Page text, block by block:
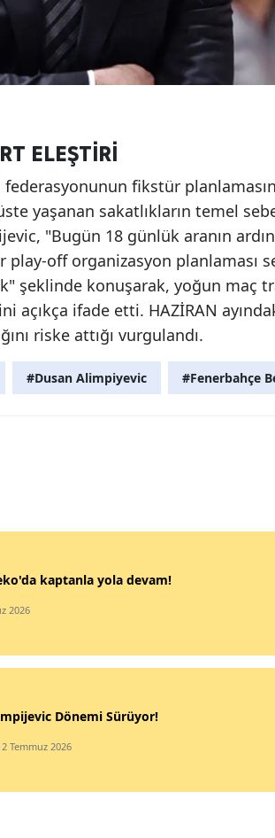
ELEŞTİRİ
federasyonunun fikstür
yaşanan sakatlıkların temel
"Bugün 18 günlük aranın
play-off organizasyon planlaması
şeklinde konuşarak, yoğun maç
açıkça ifade etti. HAZİRAN
riske attığı vurgulandı.
#Dusan Alimpiyevic #Fenerbahçe
kaptanla yola devam!
2026
Dönemi Sürüyor!
Temmuz 2026